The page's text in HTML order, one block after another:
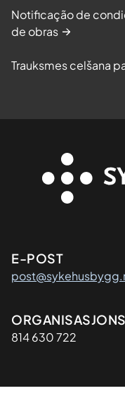
Notificação de
de obras
Trauksmes celšana
E-POST
814 630 722